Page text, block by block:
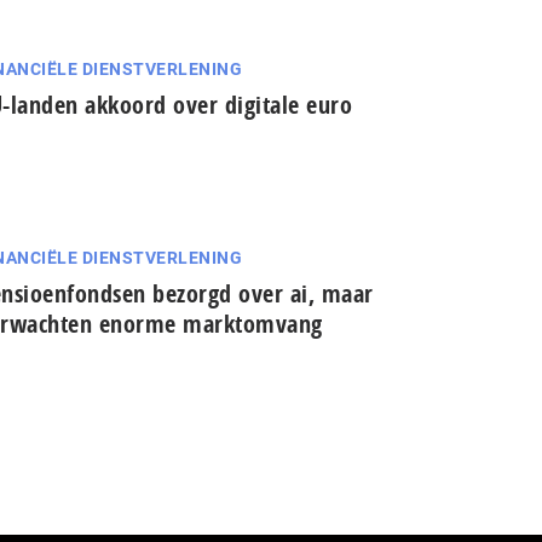
DIENSTVERLENING
landen akkoord over digitale euro
DIENSTVERLENING
bezorgd over ai, maar
enorme marktomvang